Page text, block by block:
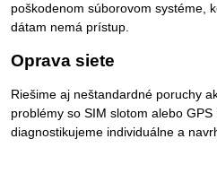
poškodenom súborovom systéme,
dátam nemá prístup.
Oprava siete
Riešime aj neštandardné poruchy
problémy so SIM slotom alebo
diagnostikujeme individuálne a